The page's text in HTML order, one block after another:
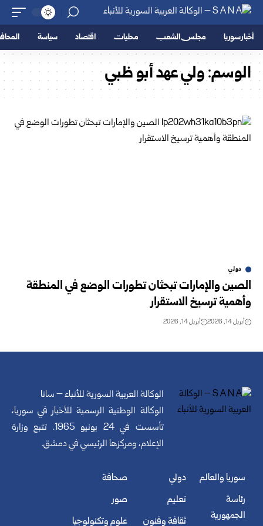
أخبار سوريا مجلس الشعب محليات اقتصاد سياسة
الوسم:ولي عهد أبو ظبي
دولي
الصين والإمارات تبحثان تطورات الوضع في المنطقة
وأهمية ترسيخ الاستقرار
أبريل 14, 2026 أبريل 14, 2026
الوكالة العربية السورية للأنباء – سانا
الوكالة الوطنية الرسمية للأخبار في سوريا،
تأسست في 24 يونيو 1965. تتبع وزارة
الإعلام، ومركزها الرئيسي في دمشق.
سوريا والعالم
رئاسة
الجمهورية
دولي
تعليم
ثقافة وفنون
صحافة
صور
علوم وتكنولوجيا